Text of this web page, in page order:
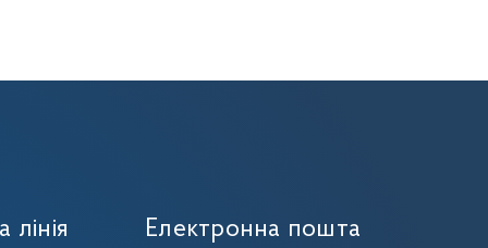
лінія Електронна пошта